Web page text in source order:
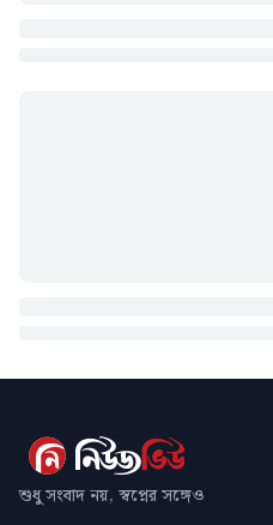
শুধু সংবাদ নয়, স্বপ্নের সঙ্গেও